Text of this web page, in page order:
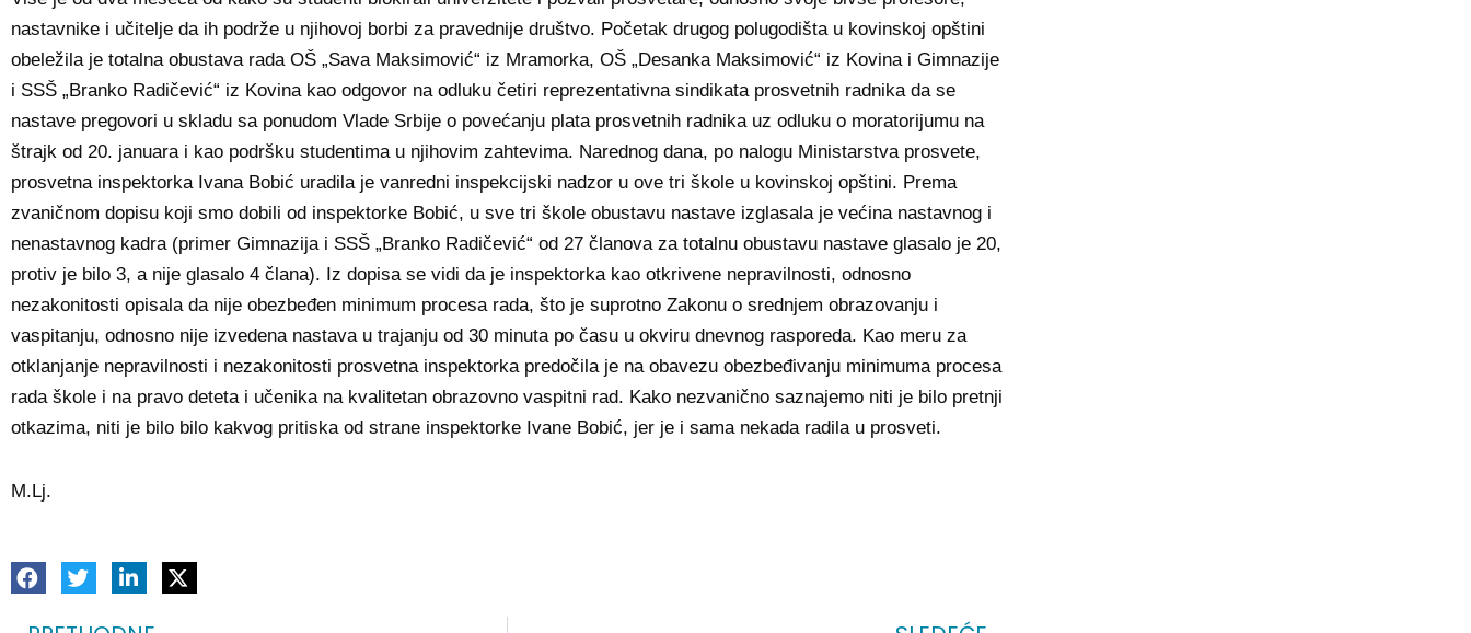
nastavnike i učitelje da ih podrže u njihovoj borbi za pravednije društvo. Početak drugog polugodišta u kovinskoj opštini
obeležila je totalna obustava rada OŠ „Sava Maksimović“ iz Mramorka, OŠ „Desanka Maksimović“ iz Kovina i Gimnazije
i SSŠ „Branko Radičević“ iz Kovina kao odgovor na odluku četiri reprezentativna sindikata prosvetnih radnika da se
nastave pregovori u skladu sa ponudom Vlade Srbije o povećanju plata prosvetnih radnika uz odluku o moratorijumu na
štrajk od 20. januara i kao podršku studentima u njihovim zahtevima. Narednog dana, po nalogu Ministarstva prosvete,
prosvetna inspektorka Ivana Bobić uradila je vanredni inspekcijski nadzor u ove tri škole u kovinskoj opštini. Prema
zvaničnom dopisu koji smo dobili od inspektorke Bobić, u sve tri škole obustavu nastave izglasala je većina nastavnog i
nenastavnog kadra (primer Gimnazija i SSŠ „Branko Radičević“ od 27 članova za totalnu obustavu nastave glasalo je 20,
protiv je bilo 3, a nije glasalo 4 člana). Iz dopisa se vidi da je inspektorka kao otkrivene nepravilnosti, odnosno
nezakonitosti opisala da nije obezbeđen minimum procesa rada, što je suprotno Zakonu o srednjem obrazovanju i
vaspitanju, odnosno nije izvedena nastava u trajanju od 30 minuta po času u okviru dnevnog rasporeda. Kao meru za
otklanjanje nepravilnosti i nezakonitosti prosvetna inspektorka predočila je na obavezu obezbeđivanju minimuma procesa
rada škole i na pravo deteta i učenika na kvalitetan obrazovno vaspitni rad. Kako nezvanično saznajemo niti je bilo pretnji
otkazima, niti je bilo bilo kakvog pritiska od strane inspektorke Ivane Bobić, jer je i sama nekada radila u prosveti.
M.Lj.